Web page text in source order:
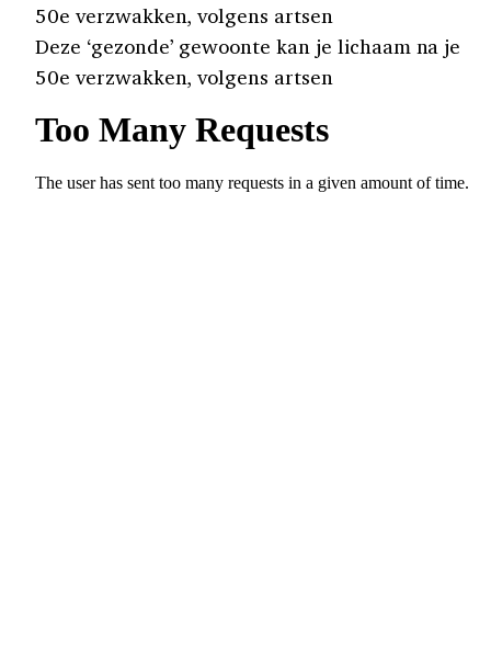
50e verzwakken, volgens artsen
Deze ‘gezonde’ gewoonte kan je lichaam na je
50e verzwakken, volgens artsen